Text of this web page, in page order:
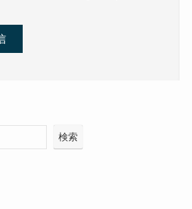
検索